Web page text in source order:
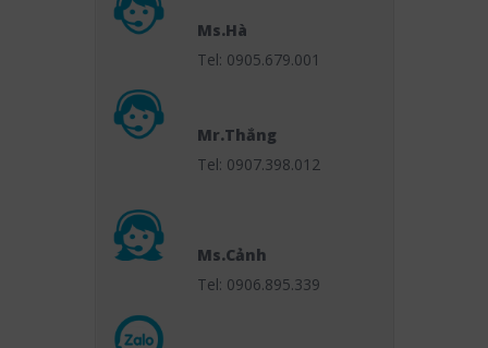
Ms.Hà
Tel: 0905.679.001
Mr.Thắng
Tel: 0907.398.012
Ms.Cảnh
Tel: 0906.895.339